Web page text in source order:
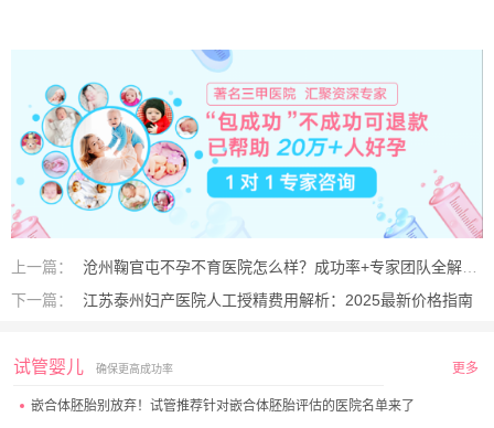
上一篇：
沧州鞠官屯不孕不育医院怎么样？成功率+专家团队全解析
下一篇：
江苏泰州妇产医院人工授精费用解析：2025最新价格指南
试管婴儿 确保更高成功率 更多
嵌合体胚胎别放弃！试管推荐针对嵌合体胚胎评估的医院名单来了